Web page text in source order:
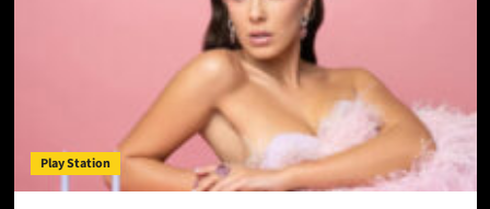
подготовки.
Рецензия
Play Station